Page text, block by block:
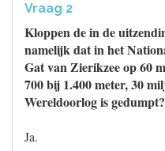
Vraag 2
Kloppen de in de
namelijk dat in het
Gat van Zierikzee op 60
700 bij 1.400 meter, 30
Wereldoorlog is gedumpt?
Ja.